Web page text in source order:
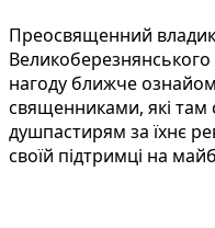
Преосвященний
Великоберезнянського
нагоду ближче
священниками, які там
душпастирям за їхнє
своїй підтримці на